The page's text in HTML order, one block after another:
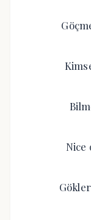
Nice